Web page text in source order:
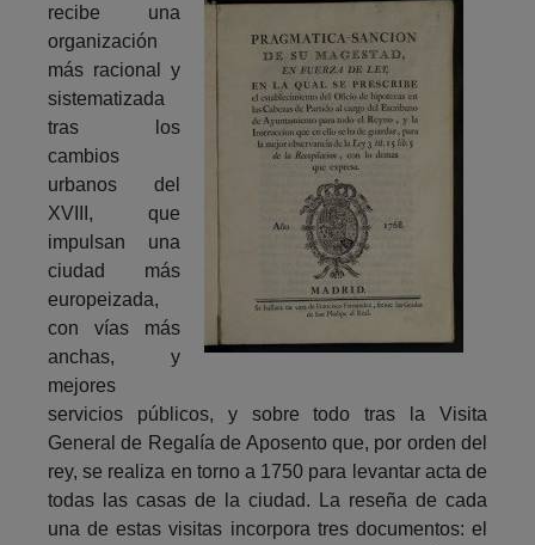
recibe una
organización
más racional y
sistematizada
tras los
cambios
urbanos del
XVIII, que
impulsan una
ciudad más
europeizada,
con vías más
anchas, y
mejores
servicios públicos, y sobre todo tras la Visita
General de Regalía de Aposento que, por orden del
rey, se realiza en torno a 1750 para levantar acta de
todas las casas de la ciudad. La reseña de cada
una de estas visitas incorpora tres documentos: el